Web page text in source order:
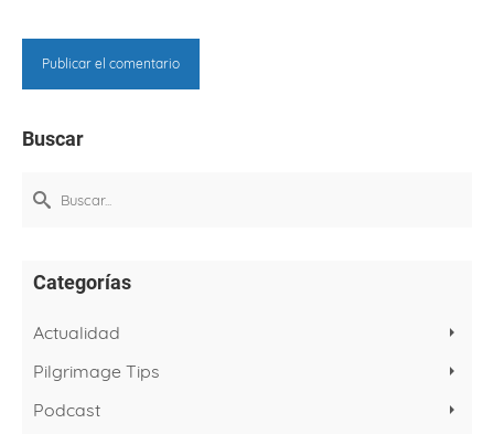
Buscar
por:
Categorías
Actualidad
Pilgrimage Tips
Podcast